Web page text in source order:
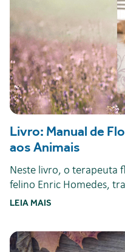
Livro: Manual de
aos Animais
Neste livro, o terapeuta
felino Enric Homedes,
LEIA MAIS